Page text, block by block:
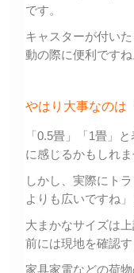
です。
キャスターが付い
動の際に便利ですね
やはり大事なのは
「0.5畳」「1畳」
に感じるかもしれま
しかし、実際にト
よりも広いですね
大まかなサイズは
前には現地を確認
家具家電などの荷